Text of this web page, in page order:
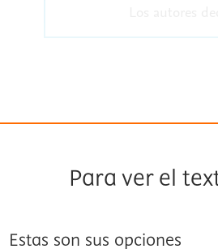
Para ver el
Estas son sus opciones